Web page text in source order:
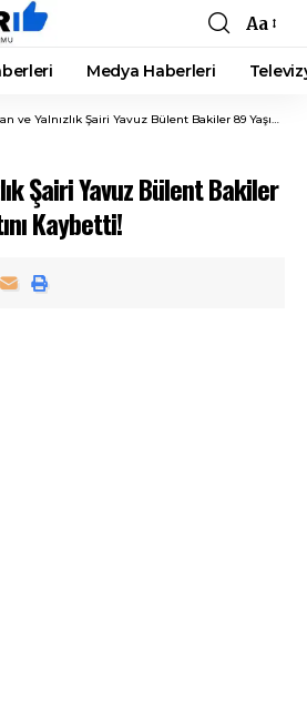
Font
Resizer
Aa
Medya Haberleri
Yalnızlık Şairi Yavuz Bülent Bakiler 89 Yaşında Hayatını Kaybetti!
Şairi Yavuz Bülent Bakiler
Kaybetti!